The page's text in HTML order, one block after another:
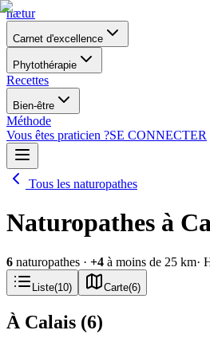
nætur
Carnet d'excellence
Phytothérapie
Recettes
Bien-être
Méthode
Vous êtes praticien ?SE CONNECTER
Tous les naturopathes
Naturopathes à
6 naturopathes · +4 à moins de 25 km·
Liste(10) Carte(6)
À Calais (6)